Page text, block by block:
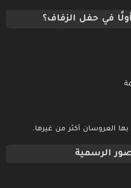
في حفل الزفاف؟
العروسان أكثر من غيرها.
الرسمية